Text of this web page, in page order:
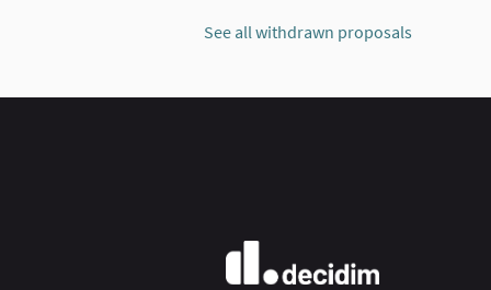
See all withdrawn proposals